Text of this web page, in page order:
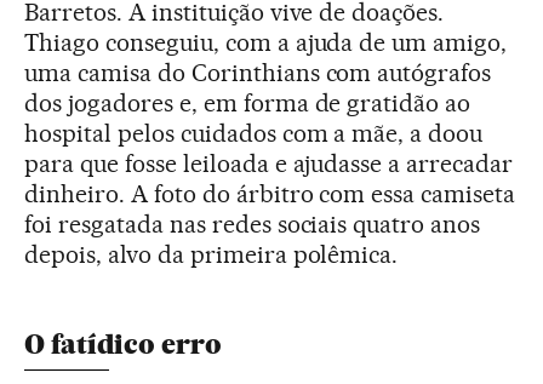
Barretos. A instituição vive de doações.
Thiago conseguiu, com a ajuda de um amigo,
uma camisa do Corinthians com autógrafos
dos jogadores e, em forma de gratidão ao
hospital pelos cuidados com a mãe, a doou
para que fosse leiloada e ajudasse a arrecadar
dinheiro. A foto do árbitro com essa camiseta
foi resgatada nas redes sociais quatro anos
depois, alvo da primeira polêmica.
O fatídico erro